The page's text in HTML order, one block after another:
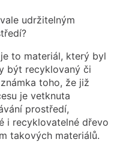
udržitelným
to materiál, který byl
být recyklovaný či
toho, že již
je vetknuta
prostředí,
i recyklovatelné dřevo
takových materiálů.